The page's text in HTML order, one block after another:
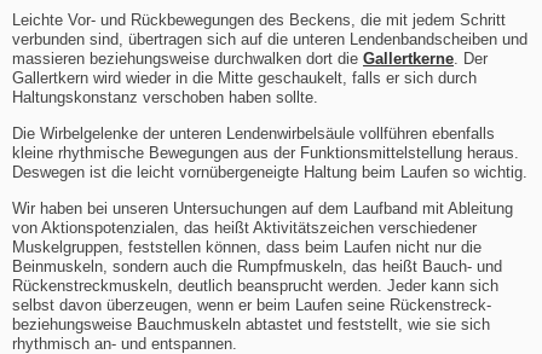
Leichte Vor- und Rückbewegungen des Beckens, die mit jedem Schritt
verbunden sind, übertragen sich auf die unteren Lendenbandscheiben und
massieren beziehungsweise durchwalken dort die Gallertkerne. Der
Gallertkern wird wieder in die Mitte geschaukelt, falls er sich durch
Haltungskonstanz verschoben haben sollte.
Die Wirbelgelenke der unteren Lendenwirbelsäule vollführen ebenfalls
kleine rhythmische Bewegungen aus der Funktionsmittelstellung heraus.
Deswegen ist die leicht vornübergeneigte Haltung beim Laufen so wichtig.
Wir haben bei unseren Untersuchungen auf dem Laufband mit Ableitung
von Aktionspotenzialen, das heißt Aktivitätszeichen verschiedener
Muskelgruppen, feststellen können, dass beim Laufen nicht nur die
Beinmuskeln, sondern auch die Rumpfmuskeln, das heißt Bauch- und
Rückenstreckmuskeln, deutlich beansprucht werden. Jeder kann sich
selbst davon überzeugen, wenn er beim Laufen seine Rückenstreck-
beziehungsweise Bauchmuskeln abtastet und feststellt, wie sie sich
rhythmisch an- und entspannen.